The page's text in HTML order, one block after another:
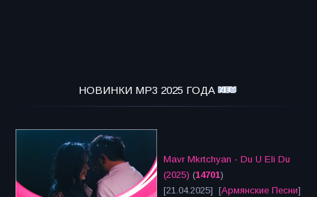
НОВИНКИ MP3 2025 ГОДА
Mavr Mkrtchyan - Du U Eli Du
(2025) (14701)
[21.04.2025] [Армянские Песни]